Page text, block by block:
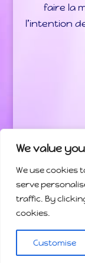
We value
We use cookies
serve
traffic. By
cookies.
Customise
faire la
l’intention
Bienvenue
Les